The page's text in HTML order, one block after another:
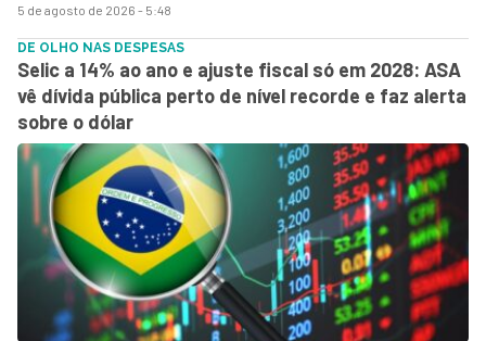
5 de agosto de 2026 - 5:48
DE OLHO NAS DESPESAS
Selic a 14% ao ano e ajuste fiscal só em 2028: ASA
vê dívida pública perto de nível recorde e faz alerta
sobre o dólar